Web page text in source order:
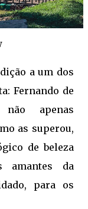
a um dos
Fernando de
apenas
as superou,
de beleza
amantes da
para os